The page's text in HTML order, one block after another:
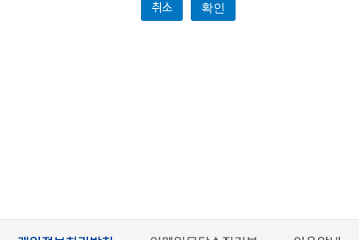
취소 확인